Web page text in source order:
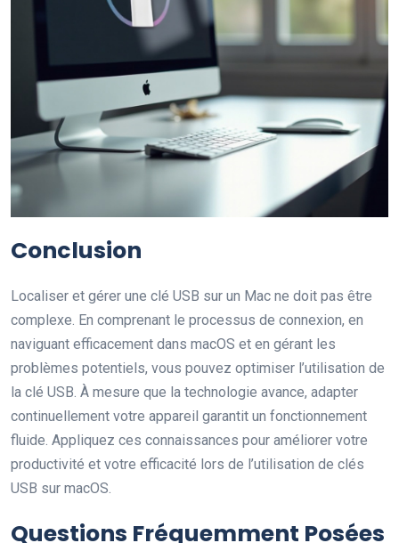
Conclusion
Localiser et gérer une clé USB sur un Mac ne doit pas être
complexe. En comprenant le processus de connexion, en
naviguant efficacement dans macOS et en gérant les
problèmes potentiels, vous pouvez optimiser l’utilisation de
la clé USB. À mesure que la technologie avance, adapter
continuellement votre appareil garantit un fonctionnement
fluide. Appliquez ces connaissances pour améliorer votre
productivité et votre efficacité lors de l’utilisation de clés
USB sur macOS.
Questions Fréquemment Posées